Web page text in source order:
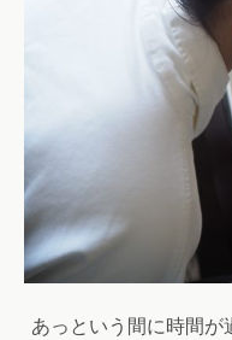
あっという間に時間が